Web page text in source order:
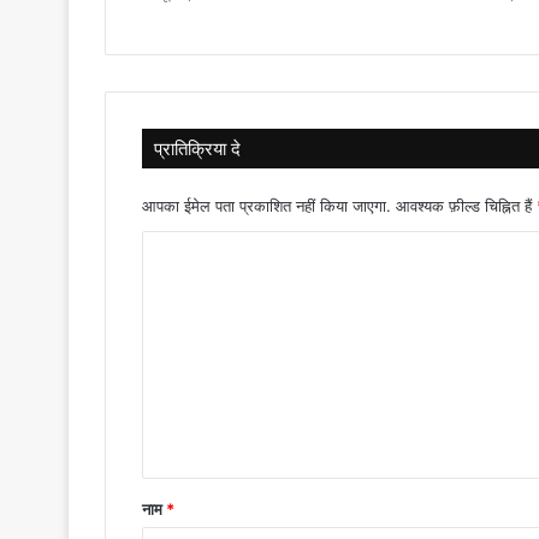
प्रातिक्रिया दे
आपका ईमेल पता प्रकाशित नहीं किया जाएगा. आवश्यक फ़ील्ड चिह्नित हैं
नाम*